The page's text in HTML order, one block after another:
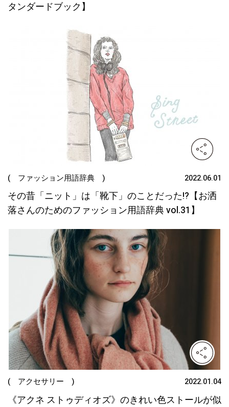
タンダードブック】
( ファッション用語辞典 ) 2022.06.01
その昔「ニット」は「靴下」のことだった!?【お洒
落さんのためのファッション用語辞典 vol.31】
( アクセサリー ) 2022.01.04
《アクネ ストゥディオズ》のきれい色ストールが似